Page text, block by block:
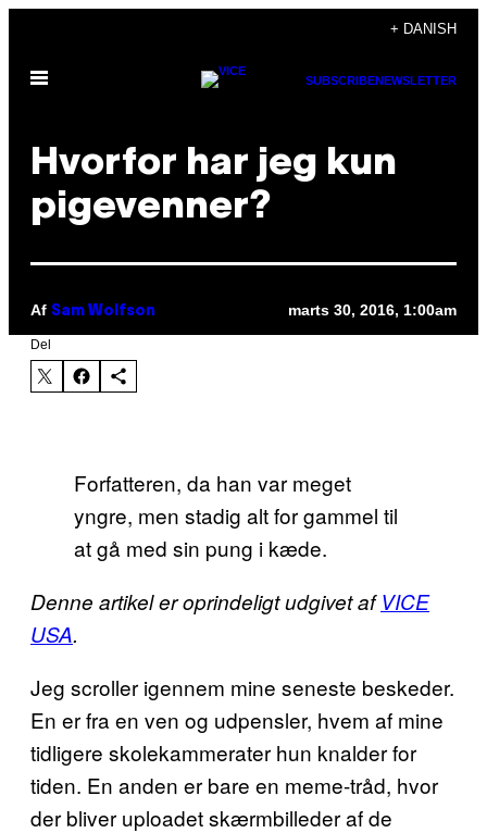
indhold
+ DANISH
Åbn
SUBSCRIBENEWSLETTER
Hvorfor har jeg kun
pigevenner?
Af Sam Wolfson marts 30, 2016, 1:00am
Del
Forfatteren, da han var meget
yngre, men stadig alt for gammel til
at gå med sin pung i kæde.
Denne artikel er oprindeligt udgivet afVICE
USA.
Jeg scroller igennem mine seneste beskeder.
En er fra en ven og udpensler, hvem af mine
tidligere skolekammerater hun knalder for
tiden. En anden er bare en meme-tråd, hvor
der bliver uploadet skærmbilleder af de